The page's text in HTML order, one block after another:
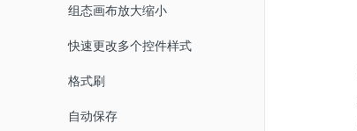
组态画布放大缩小
快速更改多个控件样式
格式刷
自动保存